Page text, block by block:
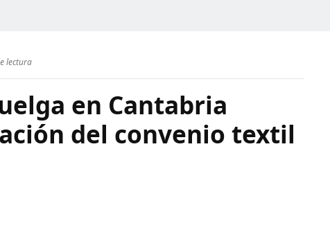
lectura
en Cantabria
del convenio textil